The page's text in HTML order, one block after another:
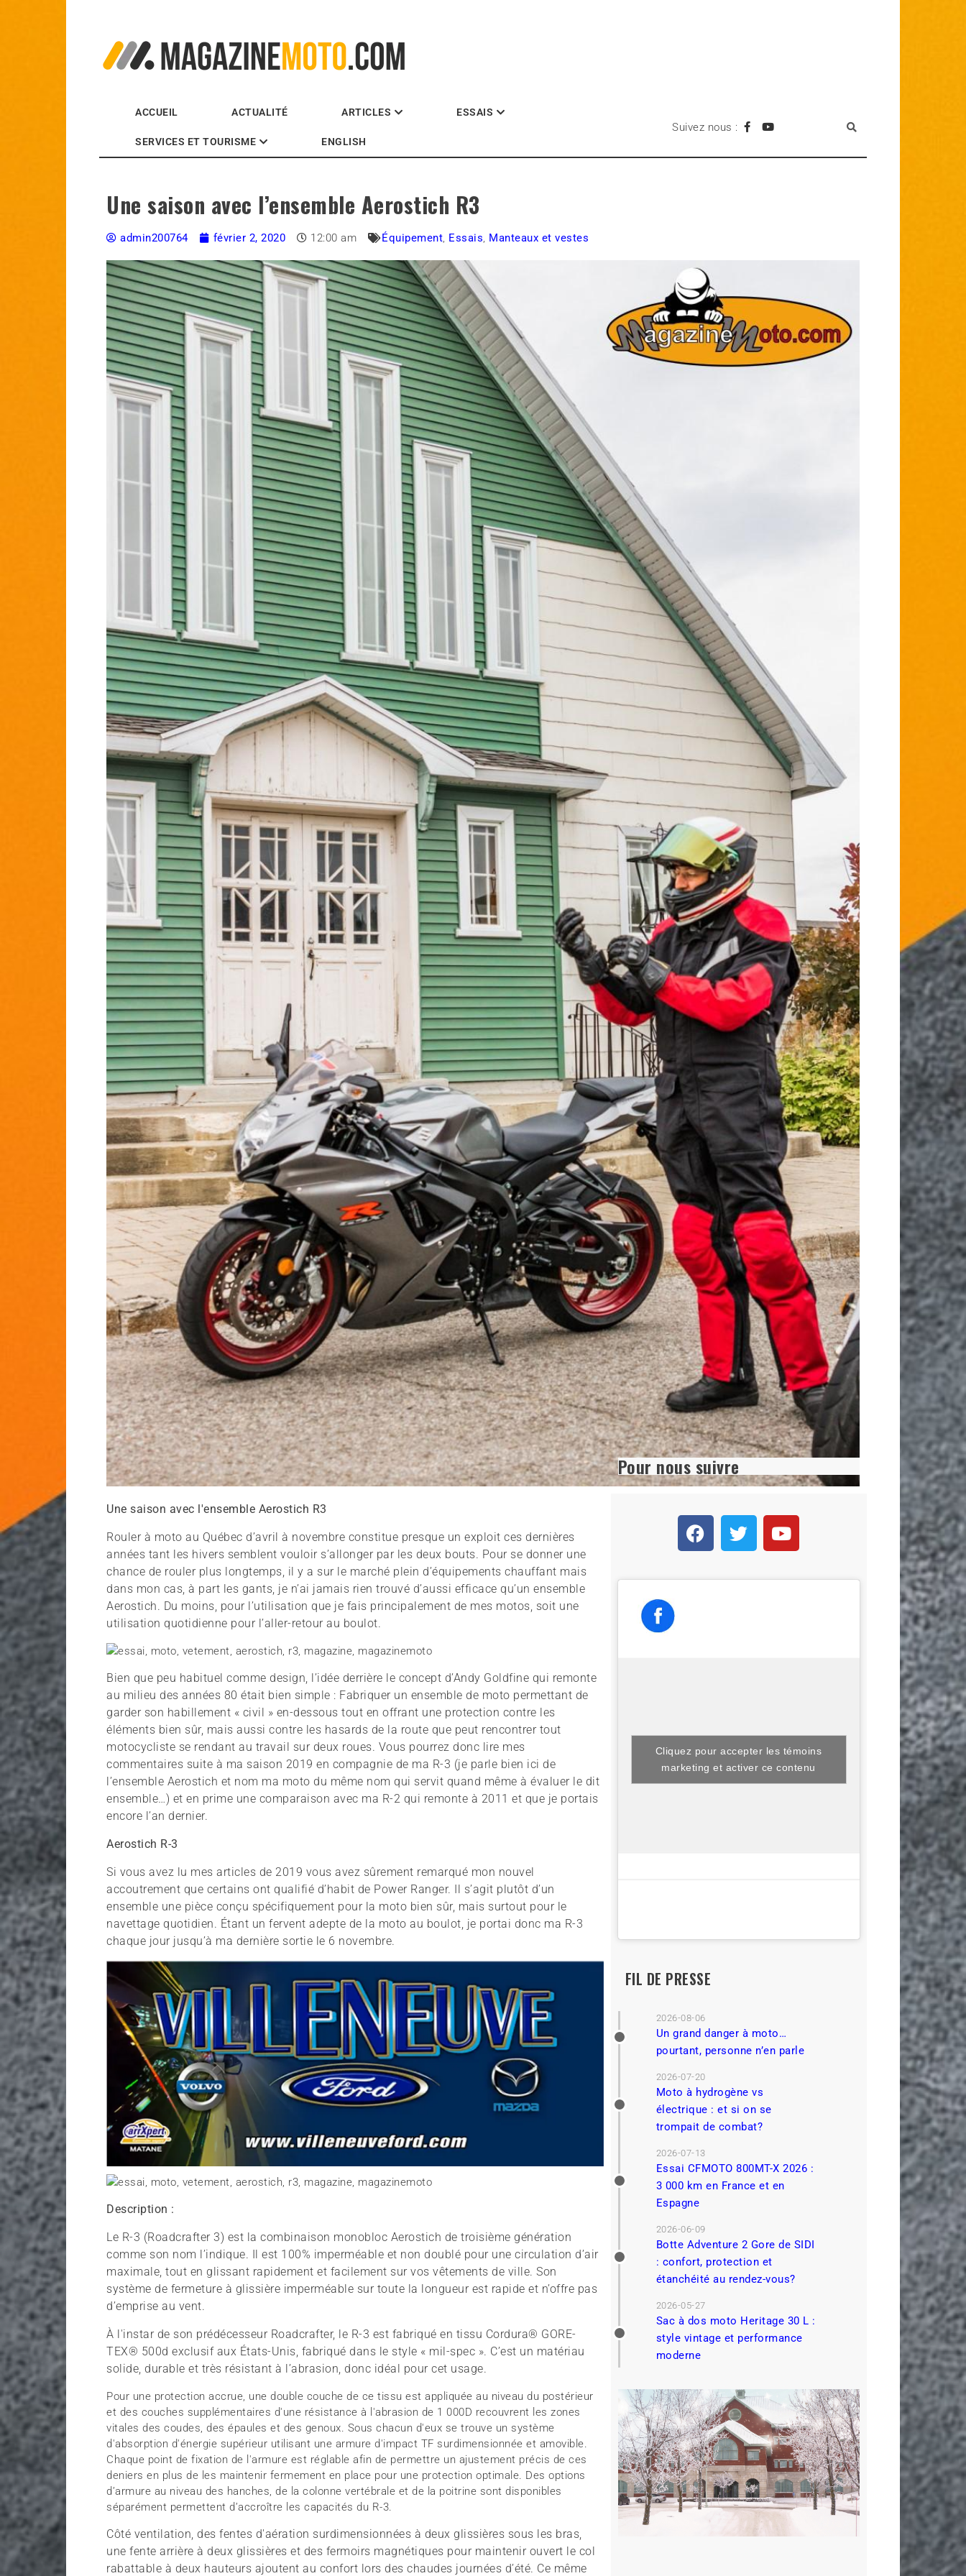
ACCUEIL ACTUALITÉ ARTICLES ESSAIS
SERVICES ET TOURISME ENGLISH
Suivez nous :
Une saison avec l’ensemble Aerostich R3
admin200764 février 2, 2020 12:00 am Équipement, Essais, Manteaux et vestes
Une saison avec l'ensemble Aerostich R3
Rouler à moto au Québec d’avril à novembre constitue presque un exploit ces dernières
années tant les hivers semblent vouloir s’allonger par les deux bouts. Pour se donner une
chance de rouler plus longtemps, il y a sur le marché plein d’équipements chauffant mais
dans mon cas, à part les gants, je n’ai jamais rien trouvé d’aussi efficace qu’un ensemble
Aerostich. Du moins, pour l’utilisation que je fais principalement de mes motos, soit une
utilisation quotidienne pour l’aller-retour au boulot.
Bien que peu habituel comme design, l’idée derrière le concept d’Andy Goldfine qui remonte
au milieu des années 80 était bien simple : Fabriquer un ensemble de moto permettant de
garder son habillement « civil » en-dessous tout en offrant une protection contre les
éléments bien sûr, mais aussi contre les hasards de la route que peut rencontrer tout
motocycliste se rendant au travail sur deux roues. Vous pourrez donc lire mes
commentaires suite à ma saison 2019 en compagnie de ma R-3 (je parle bien ici de
l’ensemble Aerostich et nom ma moto du même nom qui servit quand même à évaluer le dit
ensemble…) et en prime une comparaison avec ma R-2 qui remonte à 2011 et que je portais
encore l’an dernier.
Aerostich R-3
Si vous avez lu mes articles de 2019 vous avez sûrement remarqué mon nouvel
accoutrement que certains ont qualifié d’habit de Power Ranger. Il s’agit plutôt d’un
ensemble une pièce conçu spécifiquement pour la moto bien sûr, mais surtout pour le
navettage quotidien. Étant un fervent adepte de la moto au boulot, je portai donc ma R-3
chaque jour jusqu’à ma dernière sortie le 6 novembre.
Description :
Le R-3 (Roadcrafter 3) est la combinaison monobloc Aerostich de troisième génération
comme son nom l’indique. Il est 100% imperméable et non doublé pour une circulation d’air
maximale, tout en glissant rapidement et facilement sur vos vêtements de ville. Son
système de fermeture à glissière imperméable sur toute la longueur est rapide et n’offre pas
d’emprise au vent.
À l'instar de son prédécesseur Roadcrafter, le R-3 est fabriqué en tissu Cordura® GORE-
TEX® 500d exclusif aux États-Unis, fabriqué dans le style « mil-spec ». C’est un matériau
solide, durable et très résistant à l’abrasion, donc idéal pour cet usage.
Pour une protection accrue, une double couche de ce tissu est appliquée au niveau du postérieur
et des couches supplémentaires d'une résistance à l'abrasion de 1 000D recouvrent les zones
vitales des coudes, des épaules et des genoux. Sous chacun d'eux se trouve un système
d'absorption d'énergie supérieur utilisant une armure d'impact TF surdimensionnée et amovible.
Chaque point de fixation de l'armure est réglable afin de permettre un ajustement précis de ces
deniers en plus de les maintenir fermement en place pour une protection optimale. Des options
d’armure au niveau des hanches, de la colonne vertébrale et de la poitrine sont disponibles
séparément permettent d’accroître les capacités du R-3.
Côté ventilation, des fentes d'aération surdimensionnées à deux glissières sous les bras,
une fente arrière à deux glissières et des fermoirs magnétiques pour maintenir ouvert le col
rabattable à deux hauteurs ajoutent au confort lors des chaudes journées d’été. Ce même
Pour nous suivre
Cliquez pour accepter les témoins
marketing et activer ce contenu
FIL DE PRESSE
2026-08-06
Un grand danger à moto…
pourtant, personne n’en parle
2026-07-20
Moto à hydrogène vs
électrique : et si on se
trompait de combat?
2026-07-13
Essai CFMOTO 800MT-X 2026 :
3 000 km en France et en
Espagne
2026-06-09
Botte Adventure 2 Gore de SIDI
: confort, protection et
étanchéité au rendez-vous?
2026-05-27
Sac à dos moto Heritage 30 L :
style vintage et performance
moderne